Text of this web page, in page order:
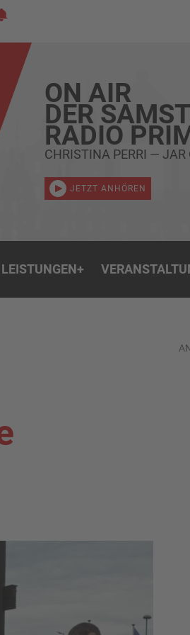
ON AIR
DER
RADIO
CHRISTINA PERRI — JAR
JETZT ANHÖREN
LEISTUNGEN+